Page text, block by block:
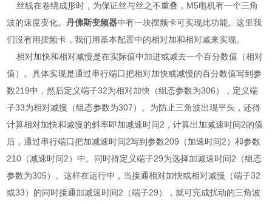
丝线在卷绕成形时，为保证丝与丝之不重叠，M5电机有一个三角
波的速度变化。丹佛斯变频器中有一块摆频卡可实现此功能。这里我
们没有用摆频卡，我们用基本配置中的相对加和相对减来实现。
相对加快和相对减慢是在实际值中加进或减去一个百分数值（相对
值）。具体实现是通过串行端口把相对加快或减慢的百分数值写到参
数219中，然后定义端子32为相对加快（组态参数为306），定义端
子33为相对减慢（组态参数为307）。为防止三角波出现平头，还得
计算相对加快和减慢的斜率即加减速时间2，计算出加减速时间2的值
后，通过串行端口把加减速时间2写到参数209（加速时间2）和参数
210（减速时间2）中。同时得定义端子29为选择加减速时间2（组态
参数为305）。这样在运行中，当接通相对加快或相对减慢（端子32
或33）的同时接通加减速时间2（端子29），就可完成扰动的三角波